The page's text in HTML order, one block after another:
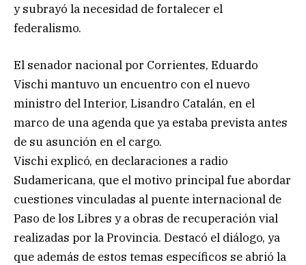
y subrayó la necesidad de fortalecer el
federalismo.
El senador nacional por Corrientes, Eduardo
Vischi mantuvo un encuentro con el nuevo
ministro del Interior, Lisandro Catalán, en el
marco de una agenda que ya estaba prevista antes
de su asunción en el cargo.
Vischi explicó, en declaraciones a radio
Sudamericana, que el motivo principal fue abordar
cuestiones vinculadas al puente internacional de
Paso de los Libres y a obras de recuperación vial
realizadas por la Provincia. Destacó el diálogo, ya
que además de estos temas específicos se abrió la